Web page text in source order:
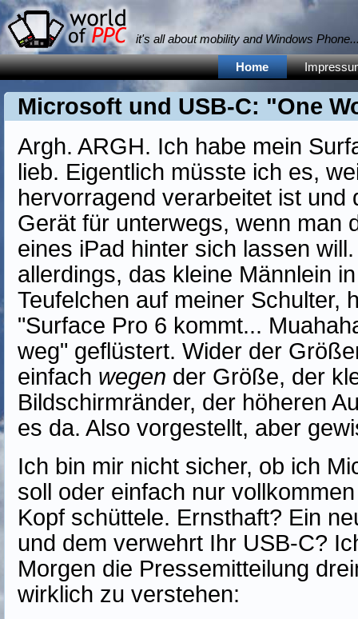
it's all about mobility and Windows
Home
Microsoft und USB-C: "One
Argh. ARGH. Ich habe mein
lieb. Eigentlich müsste ich es,
hervorragend verarbeitet ist und
Gerät für unterwegs, wenn man
eines iPad hinter sich lassen
allerdings, das kleine Männlein
Teufelchen auf meiner Schulter,
"Surface Pro 6 kommt...
weg" geflüstert. Wider der
einfach wegen der Größe, der
Bildschirmränder, der höheren
es da. Also vorgestellt, aber
Ich bin mir nicht sicher, ob ich
soll oder einfach nur
Kopf schüttele. Ernsthaft? Ein
und dem verwehrt Ihr USB-C?
Morgen die Pressemitteilung
wirklich zu verstehen: